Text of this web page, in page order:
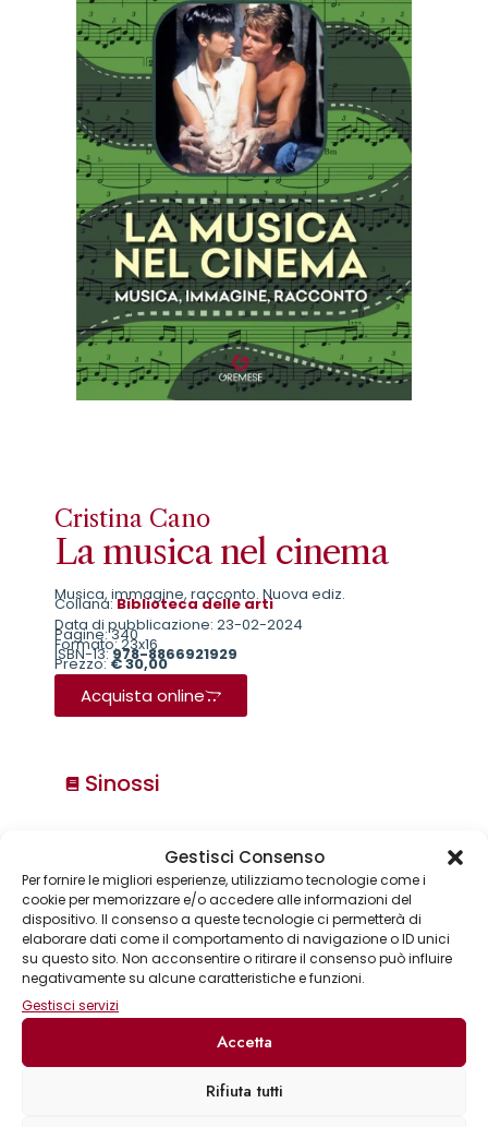
Gestisci Consenso
Per fornire le migliori esperienze, utilizziamo tecnologie come i
cookie per memorizzare e/o accedere alle informazioni del
dispositivo. Il consenso a queste tecnologie ci permetterà di
elaborare dati come il comportamento di navigazione o ID unici
su questo sito. Non acconsentire o ritirare il consenso può influire
negativamente su alcune caratteristiche e funzioni.
Gestisci servizi
Accetta
Rifiuta tutti
Cristina Cano
La musica nel cinema
Musica, immagine, racconto. Nuova ediz.
Collana:Biblioteca delle arti
Data di pubblicazione: 23-02-2024
Pagine: 340
Formato: 23x16
ISBN-13:978-8866921929
Prezzo:€ 30,00
Acquista online
Sinossi
Annuari & Guide
Astronomia & dintorni
Bear Grylls adventures
Biblioteca delle arti
Biblioteca gastronomica
Cinema e miti
Crimen
Dialoghi
Dizionari Gremese